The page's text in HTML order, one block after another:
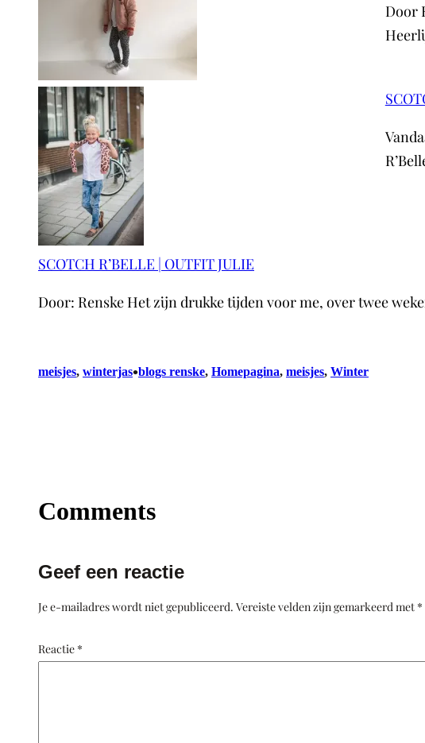
Door
SCOTCH R’BELLE | OUTFIT JULIE
Door: Renske Het zijn drukke tijden voor me, over twee
meisjes, winterjas•blogs renske, Homepagina, meisjes, Winter
Comments
Geef een reactie
Je e-mailadres wordt niet gepubliceerd. Vereiste velden zijn gemarkeerd met *
Reactie *